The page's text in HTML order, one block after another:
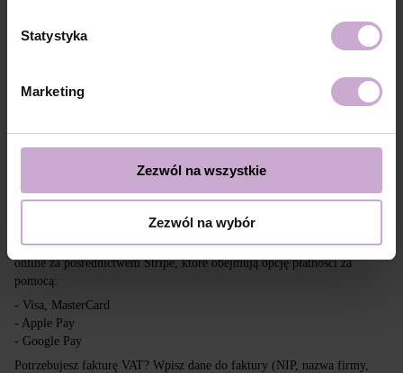
Statystyka
Marketing
Zezwól na wszystkie
Zezwól na wybór
Darmowa dostawa przy zakupach powyżej 650 zł.
Chcemy, aby zakupy były szybkie i łatwe, dlatego akceptujemy płatności
online za pośrednictwem Stripe, które obejmują opcję płatności za
pomocą:
- Visa, MasterCard
- Apple Pay
- Google Pay
Potrzebujesz fakturę VAT? Wpisz dane do faktury (NIP, nazwa firmy,